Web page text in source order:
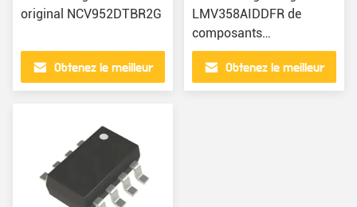
original NCV952DTBR2G
Obtenez le meilleur
LMV358AIDDFR de
composants
électroniques
Obtenez le meilleur